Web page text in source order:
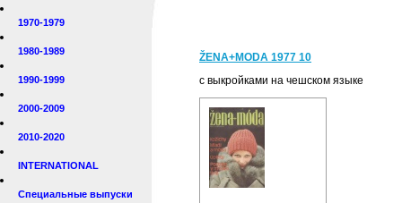
1970-1979
1980-1989
1990-1999
2000-2009
2010-2020
INTERNATIONAL
Специальные выпуски
ŽENA+MODA 1977 10
с выкройками на чешском языке